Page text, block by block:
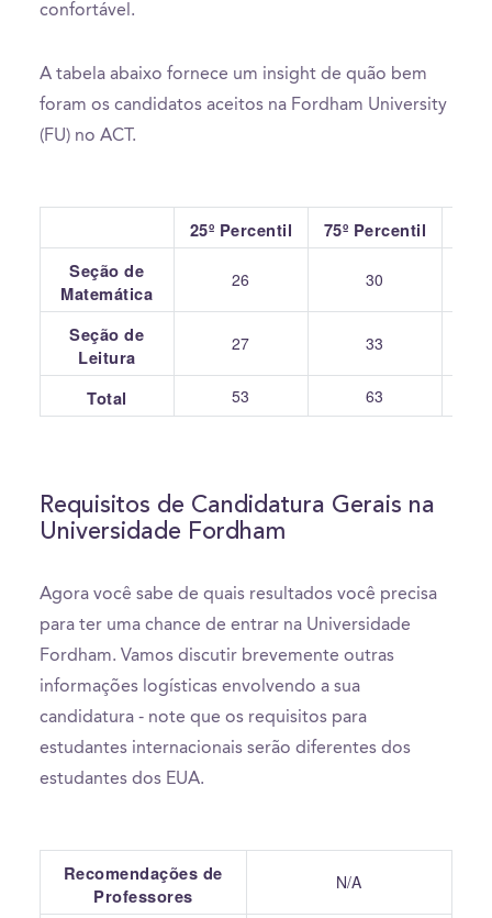
confortável.
A tabela abaixo fornece um insight de quão bem
foram os candidatos aceitos na Fordham University
(FU) no ACT.
25º Percentil 75º Percentil
Seção de
Matemática
26 30
Seção de
Leitura
27 33
Total 53 63
Requisitos de Candidatura Gerais na
Universidade Fordham
Agora você sabe de quais resultados você precisa
para ter uma chance de entrar na Universidade
Fordham. Vamos discutir brevemente outras
informações logísticas envolvendo a sua
candidatura - note que os requisitos para
estudantes internacionais serão diferentes dos
estudantes dos EUA.
Recomendações de
Professores
N/A